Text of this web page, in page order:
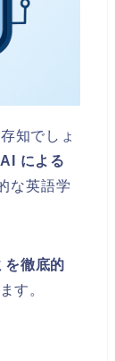
知でしょ
AI による
な英語学
徹底的
す。